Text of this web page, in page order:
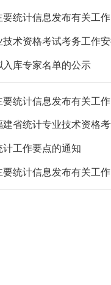
统计信息发布有关工
术资格考试考务工作
库专家名单的公示
统计信息发布有关工
省统计专业技术资格
计工作要点的通知
统计信息发布有关工